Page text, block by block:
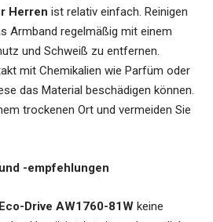
Herren ist relativ einfach. Reinigen
Armband regelmäßig mit einem
und Schweiß zu entfernen.
mit Chemikalien wie Parfüm oder
das Material beschädigen können.
trockenen Ort und vermeiden Sie
-empfehlungen
Drive AW1760-81W keine